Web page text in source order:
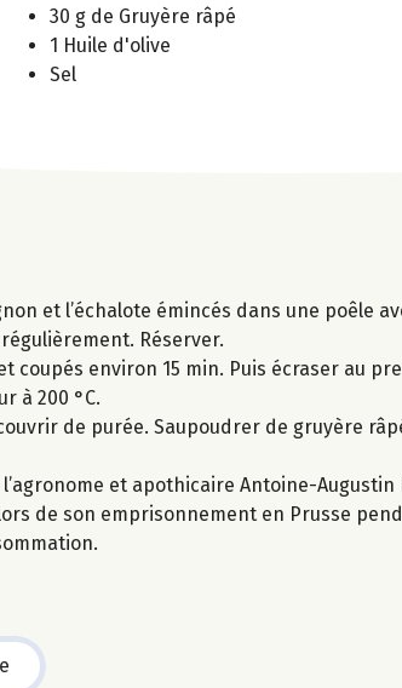
30 g de Gruyère râpé
1 Huile d'olive
Sel
et l’échalote émincés dans une poêle
Réserver.
coupés environ 15 min. Puis écraser au
à 200 °C.
de purée. Saupoudrer de gruyère
et apothicaire Antoine-Augustin
de son emprisonnement en Prusse